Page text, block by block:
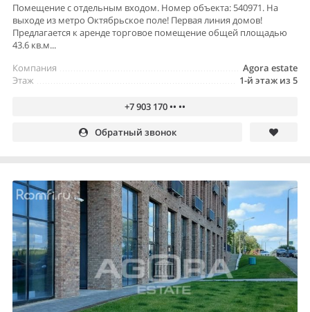
Помещение с отдельным входом. Номер объекта: 540971. На
выходе из метро Октябрьское поле! Первая линия домов!
Предлагается к аренде торговое помещение общей площадью
43.6 кв.м...
Agora estate
Компания
1-й этаж из 5
Этаж
+7 903 170 •• ••
Обратный звонок